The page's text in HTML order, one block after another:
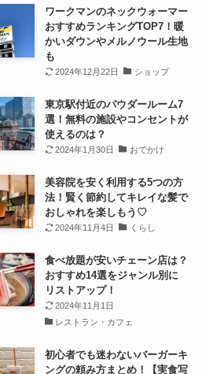
ワークマンのネックウォーマー
おすすめランキングTOP7！暖
かいダウンやメルノウール生地
も
2024年12月22日 ショップ
東京駅付近のパウダールーム7
選！無料の施設やコンセントが
使えるのは？
2024年1月30日 おでかけ
美容院を安く利用する5つの方
法！賢く節約してキレイな髪で
おしゃれを楽しもう♡
2024年11月4日 くらし
食べ放題が安いチェーン店は？
おすすめ14選をジャンル別に
リストアップ！
2024年11月1日
レストラン・カフェ
初心者でも迷わないバーガーキ
ングの頼み方まとめ！【実食写